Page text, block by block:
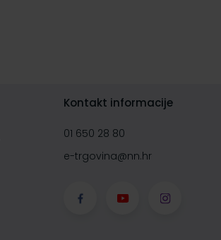
Kontakt informacije
01 650 28 80
e-trgovina@nn.hr